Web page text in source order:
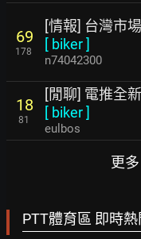
69
178
[情報] 台灣市
[ biker]
n74042300
18
81
[閒聊] 電推全
[ biker]
eulbos
更
PTT體育區 即時